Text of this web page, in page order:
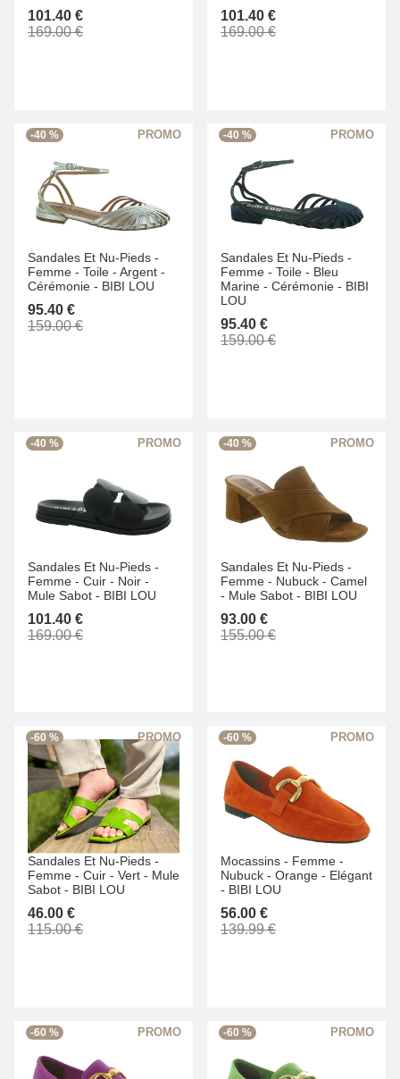
101.40 €
169.00 €
101.40 €
169.00 €
-40 %
Sandales Et Nu-Pieds -
Femme - Toile - Argent -
Cérémonie - BIBI LOU
95.40 €
159.00 €
-40 %
Sandales Et Nu-Pieds -
Femme - Toile - Bleu
Marine - Cérémonie - BIBI
LOU
95.40 €
159.00 €
-40 %
Sandales Et Nu-Pieds -
Femme - Cuir - Noir -
Mule Sabot - BIBI LOU
101.40 €
169.00 €
-40 %
Sandales Et Nu-Pieds -
Femme - Nubuck - Camel
- Mule Sabot - BIBI LOU
93.00 €
155.00 €
-60 %
Sandales Et Nu-Pieds -
Femme - Cuir - Vert - Mule
Sabot - BIBI LOU
46.00 €
115.00 €
-60 %
Mocassins - Femme -
Nubuck - Orange - Elégant
- BIBI LOU
56.00 €
139.99 €
-60 % -60 %